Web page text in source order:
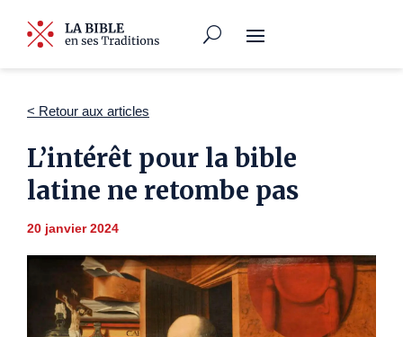
< Retour aux articles
L’intérêt pour la bible
latine ne retombe pas
20 janvier 2024